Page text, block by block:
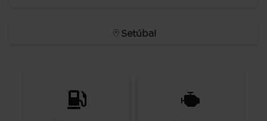
Setúbal